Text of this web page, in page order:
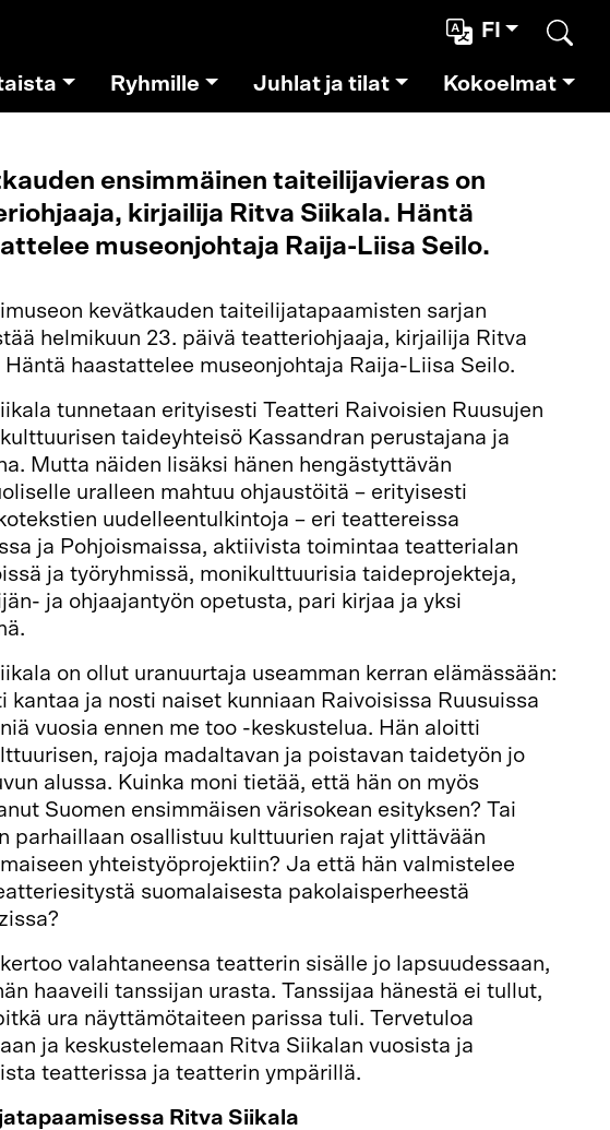
FI
Ryhmille Juhlat ja tilat Kokoelmat
ensimmäinen taiteilijavieras on
kirjailija Ritva Siikala. Häntä
museonjohtaja Raija-Liisa Seilo.
kevätkauden taiteilijatapaamisten sarjan
helmikuun 23. päivä teatteriohjaaja, kirjailija Ritva
Häntä haastattelee museonjohtaja Raija-Liisa Seilo.
tunnetaan erityisesti Teatteri Raivoisien Ruusujen
taideyhteisö Kassandran perustajana ja
Mutta näiden lisäksi hänen hengästyttävän
uralleen mahtuu ohjaustöitä – erityisesti
uudelleentulkintoja – eri teattereissa
ja Pohjoismaissa, aktiivista toimintaa teatterialan
ja työryhmissä, monikulttuurisia taideprojekteja,
ja ohjaajantyön opetusta, pari kirjaa ja yksi
on ollut uranuurtaja useamman kerran elämässään:
kantaa ja nosti naiset kunniaan Raivoisissa Ruusuissa
vuosia ennen me too -keskustelua. Hän aloitti
rajoja madaltavan ja poistavan taidetyön jo
alussa. Kuinka moni tietää, että hän on myös
Suomen ensimmäisen värisokean esityksen? Tai
parhaillaan osallistuu kulttuurien rajat ylittävään
yhteistyöprojektiin? Ja että hän valmistelee
suomalaisesta pakolaisperheestä
valahtaneensa teatterin sisälle jo lapsuudessaan,
haaveili tanssijan urasta. Tanssijaa hänestä ei tullut,
ura näyttämötaiteen parissa tuli. Tervetuloa
ja keskustelemaan Ritva Siikalan vuosista ja
teatterissa ja teatterin ympärillä.
Ritva Siikala